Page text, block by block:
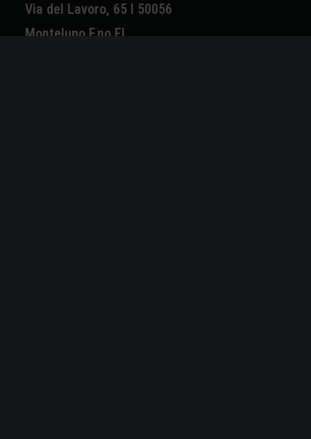
Via del Lavoro, 65 I 50056
Montelupo F.no FI